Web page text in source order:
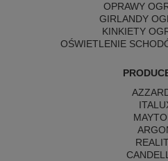
OPRAWY
GIRLANDY
KINKIETY
OŚWIETLENIE